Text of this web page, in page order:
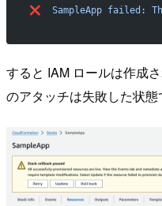
❌
  SampleApp
failed:
すると IAM ロールは作成
のアタッチは失敗した状態